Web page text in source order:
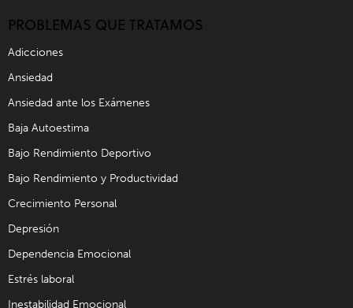
PROBLEMAS QUE TRATAMOS
Adicciones
Ansiedad
Ansiedad ante los Exámenes
Baja Autoestima
Bajo Rendimiento Deportivo
Bajo Rendimiento y Productividad
Crecimiento Personal
Depresión
Dependencia Emocional
Estrés laboral
Inestabilidad Emocional